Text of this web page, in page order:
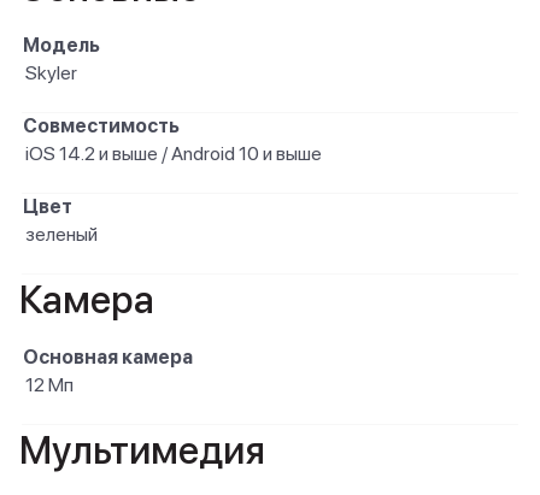
Модель
Skyler
Совместимость
iOS 14.2 и выше / Android 10 и выше
Цвет
зеленый
Камера
Основная камера
12 Мп
Мультимедия